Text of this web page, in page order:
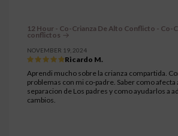
12 Hour - Co-Crianza De Alto Conflicto - Co-
conflictos
NOVEMBER 19, 2024
Ricardo M.
Aprendi mucho sobre la crianza compartida.
problemas con mi co-padre. Saber como afecta
separacion de Los padres y como ayudarlos a
cambios.